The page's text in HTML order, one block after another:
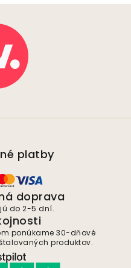
platby
doprava
do 2-5 dní.
ponúkame 30-dňové
produktov.